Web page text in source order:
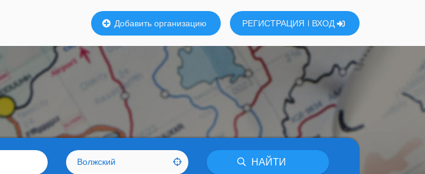
Добавить организацию РЕГИСТРАЦИЯ ВХОД
Волжский НАЙТИ